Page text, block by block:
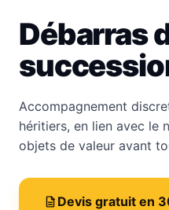
Débarras
Accompagnement
héritiers, en lien avec le
objets de valeur avant
Devis gratuit en